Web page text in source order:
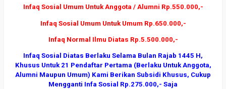
Infaq Sosial Umum Untuk Anggota / Alumni Rp.550.000,-
Infaq Sosial Umum Untuk Umum Rp.650.000,-
Infaq Normal Ilmu Diatas Rp.5.500.000,-
Infaq Sosial Diatas Berlaku Selama Bulan Rajab 1445 H,
Khusus Untuk 21 Pendaftar Pertama (Berlaku Untuk Anggota,
Alumni Maupun Umum) Kami Berikan Subsidi Khusus, Cukup
Mengganti Infa Sosial Rp.275.000,- Saja